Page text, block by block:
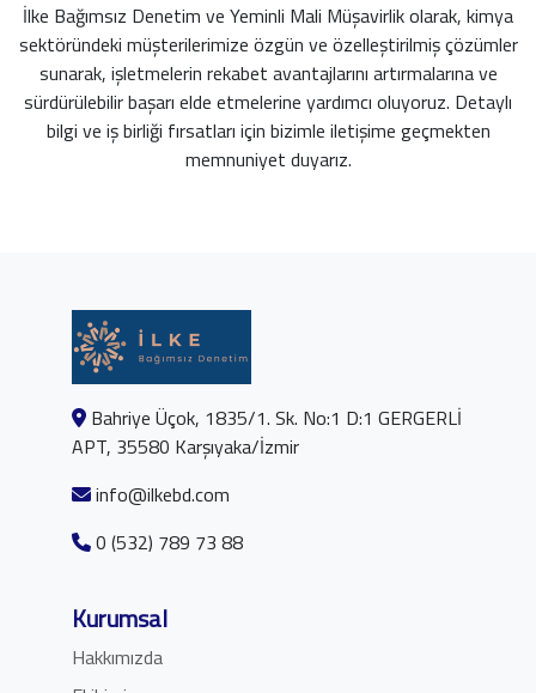
İlke Bağımsız Denetim ve Yeminli Mali Müşavirlik olarak, kimya
sektöründeki müşterilerimize özgün ve özelleştirilmiş çözümler
sunarak, işletmelerin rekabet avantajlarını artırmalarına ve
sürdürülebilir başarı elde etmelerine yardımcı oluyoruz. Detaylı
bilgi ve iş birliği fırsatları için bizimle iletişime geçmekten
memnuniyet duyarız.
Bahriye Üçok, 1835/1. Sk. No:1 D:1 GERGERLİ
APT, 35580 Karşıyaka/İzmir
info@ilkebd.com
0 (532) 789 73 88
Kurumsal
Hakkımızda